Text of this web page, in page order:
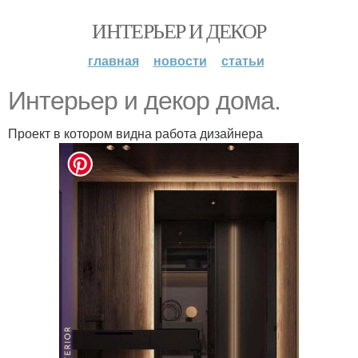
ИНТЕРЬЕР И ДЕКОР
главная новости статьи
Интерьер и декор дома.
Проект в котором видна работа дизайнера